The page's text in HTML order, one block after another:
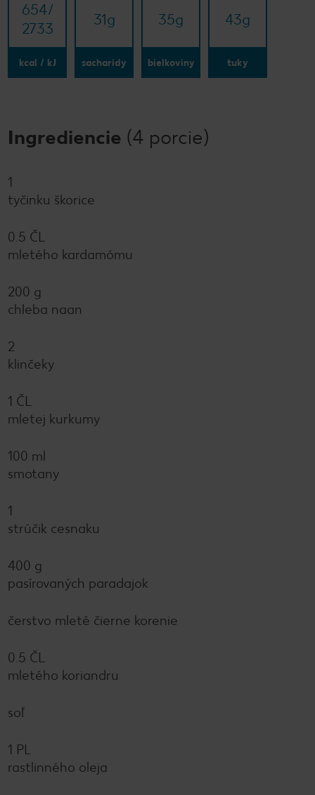
654/​
2733
kcal / kJ
31g
sacharidy
35g
bielkoviny
43g
tuky
Ingrediencie (4 porcie)
1
tyčinku škorice
0.5 ČL
mletého kardamómu
200 g
chleba naan
2
klinčeky
1 ČL
mletej kurkumy
100 ml
smotany
1
strúčik cesnaku
400 g
pasírovaných paradajok
čerstvo mleté čierne korenie
0.5 ČL
mletého koriandru
soľ
1 PL
rastlinného oleja